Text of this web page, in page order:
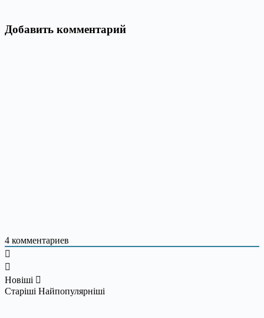
Добавить комментарий
4 комментариев
Новіші
Старіші Найпопулярніші